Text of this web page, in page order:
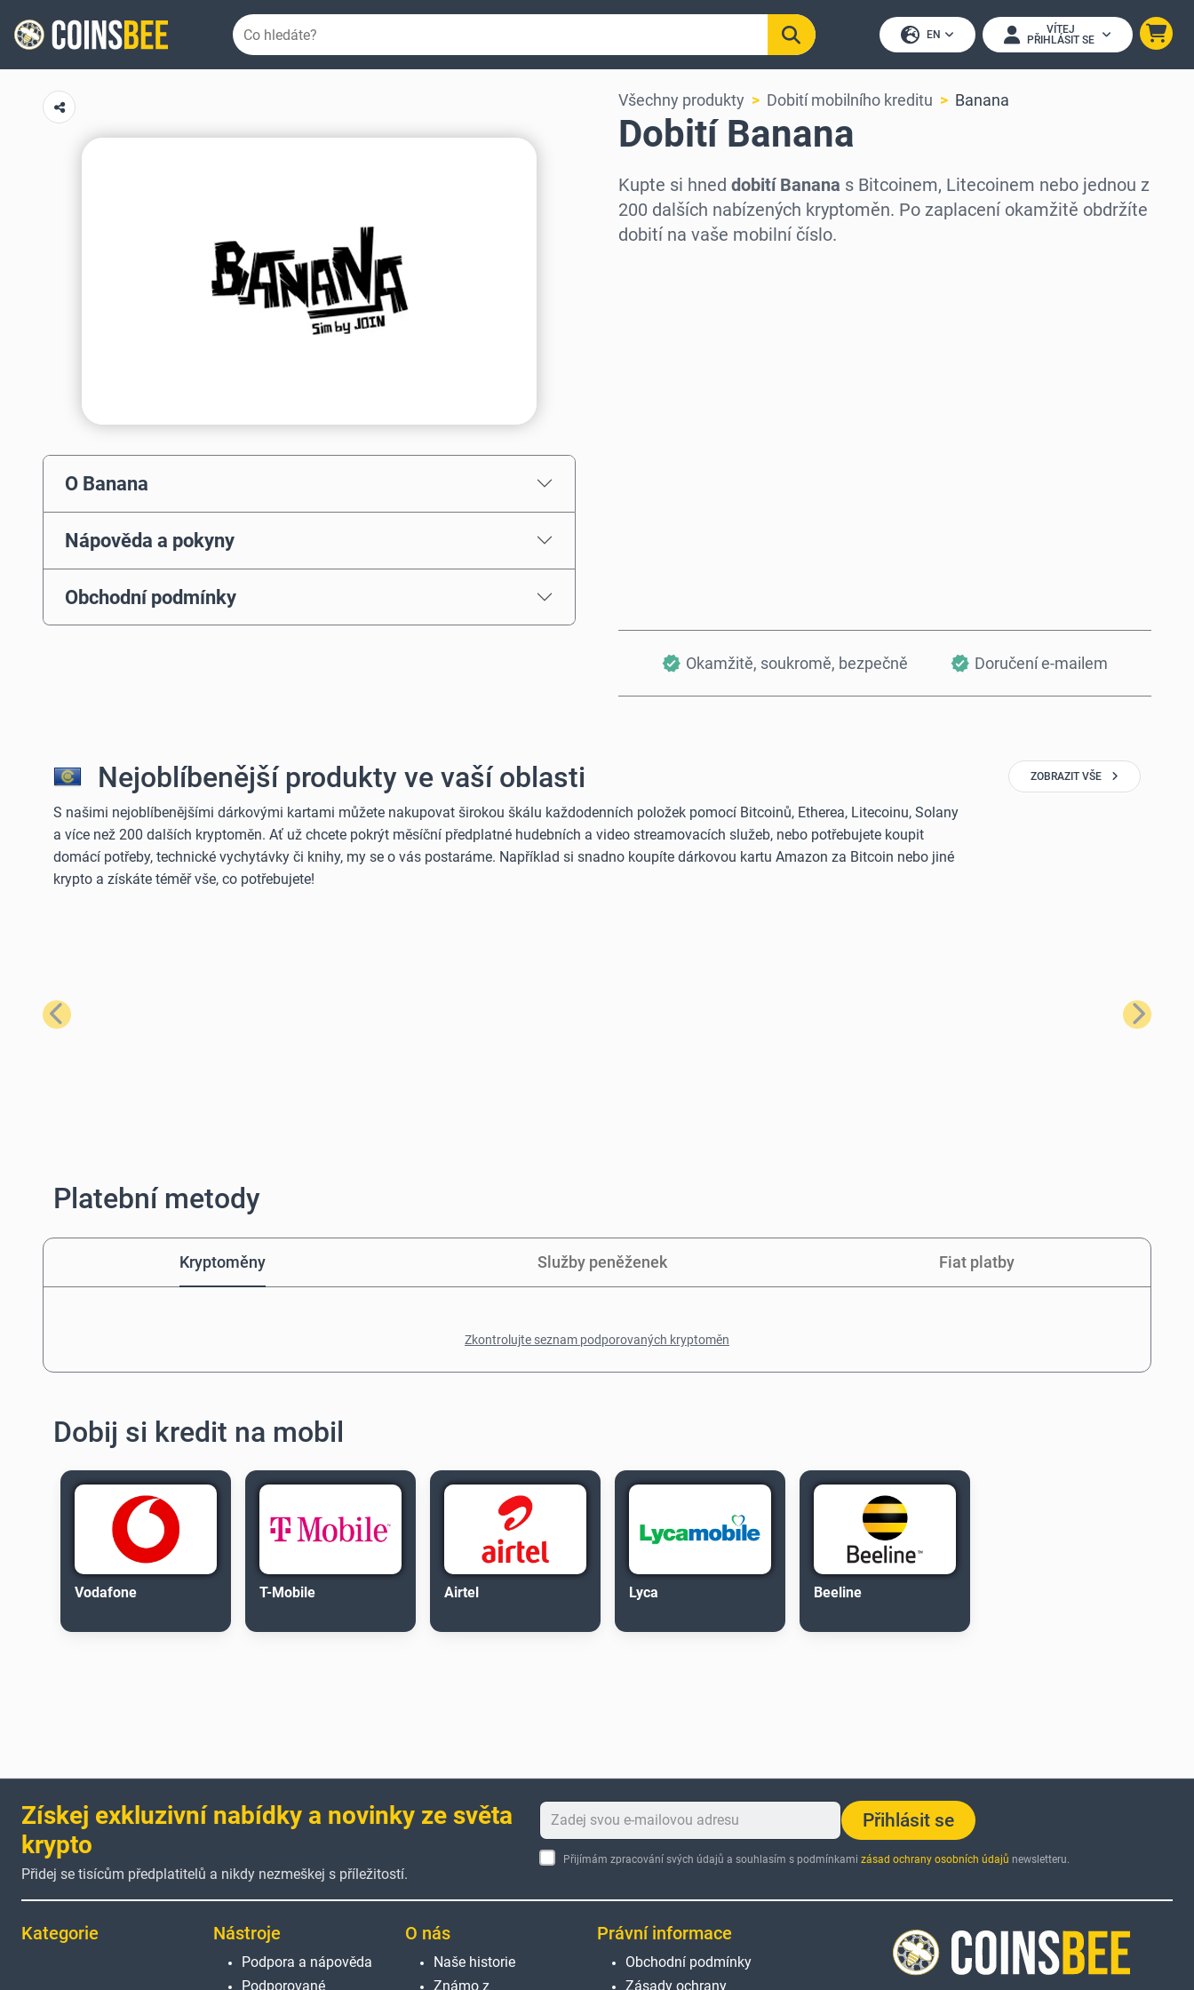
EN
VÍTEJ
PŘIHLÁSIT SE
O Banana
Nápověda a pokyny
Obchodní podmínky
Všechny produkty Dobití mobilního kreditu Banana
Dobití Banana
Kupte si hned dobití Banana s Bitcoinem, Litecoinem nebo jednou z
200 dalších nabízených kryptoměn. Po zaplacení okamžitě obdržíte
dobití na vaše mobilní číslo.
Okamžitě, soukromě, bezpečně Doručení e-mailem
Nejoblíbenější produkty ve vaší oblasti
S našimi nejoblíbenějšími dárkovými kartami můžete nakupovat širokou škálu každodenních položek pomocí Bitcoinů, Etherea, Litecoinu, Solany
a více než 200 dalších kryptoměn. Ať už chcete pokrýt měsíční předplatné hudebních a video streamovacích služeb, nebo potřebujete koupit
domácí potřeby, technické vychytávky či knihy, my se o vás postaráme. Například si snadno koupíte dárkovou kartu Amazon za Bitcoin nebo jiné
krypto a získáte téměř vše, co potřebujete!
ZOBRAZIT VŠE
Předchozí Další
Platební metody
Kryptoměny Služby peněženek Fiat platby
Zkontrolujte seznam podporovaných kryptoměn
Dobij si kredit na mobil
Vodafone T-Mobile Airtel Lyca Beeline
Získej exkluzivní nabídky a novinky ze světa
krypto
Přidej se tisícům předplatitelů a nikdy nezmeškej s příležitostí.
Přihlásit se
Přijímám zpracování svých údajů a souhlasím s podmínkami zásad ochrany osobních údajů newsletteru.
Kategorie Nástroje
Podpora a nápověda
Podporované
O nás
Naše historie
Známo z
Právní informace
Obchodní podmínky
Zásady ochrany